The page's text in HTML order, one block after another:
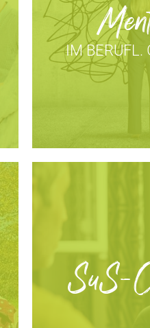
IM BERUFL.
SuS-